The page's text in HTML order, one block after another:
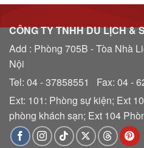
CÔNG TY TNHH DU LỊCH &
Add : Phòng 705B - Tòa Nhà
Nội
Tel: 04 - 37858551 Fax: 04 -
Ext: 101: Phòng sự kiện; Ext
phòng khách sạn; Ext 104